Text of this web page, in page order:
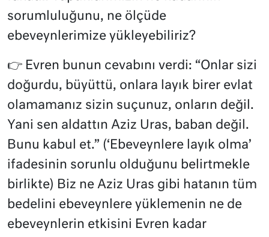
sorumluluğunu, ne ölçüde
ebeveynlerimize yükleyebiliriz?
👉 Evren bunun cevabını verdi: “Onlar sizi
doğurdu, büyüttü, onlara layık birer evlat
olamamanız sizin suçunuz, onların değil.
Yani sen aldattın Aziz Uras, baban değil.
Bunu kabul et.” (‘Ebeveynlere layık olma’
ifadesinin sorunlu olduğunu belirtmekle
birlikte) Biz ne Aziz Uras gibi hatanın tüm
bedelini ebeveynlere yüklemenin ne de
ebeveynlerin etkisini Evren kadar